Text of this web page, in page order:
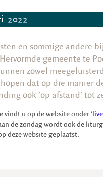
2022
en sommige andere
gemeente te
zowel
dat op die manier
ook 'op afstand' tot
vindt u op de website onder '
de zondag wordt ook de
deze website geplaatst.